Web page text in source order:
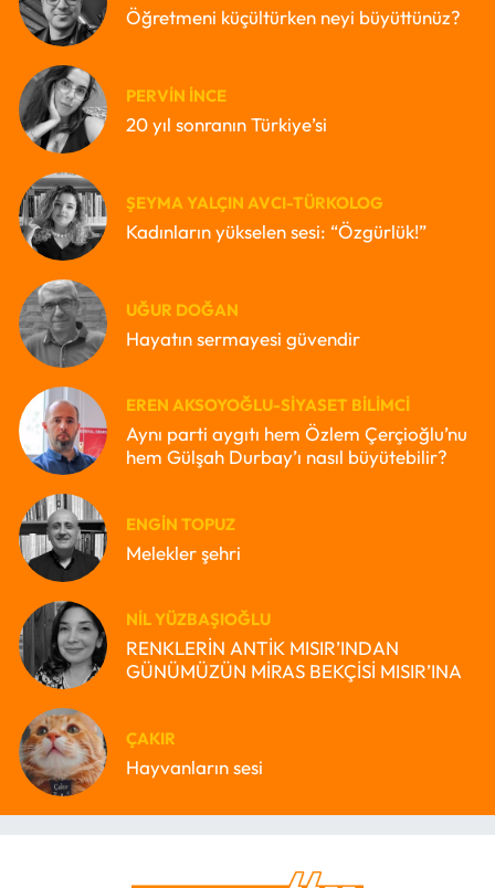
Öğretmeni küçültürken neyi büyüttünüz?
PERVIN İNCE
20 yıl sonranın Türkiye’si
ŞEYMA YALÇIN AVCI-TÜRKOLOG
Kadınların yükselen sesi: “Özgürlük!”
UĞUR DOĞAN
Hayatın sermayesi güvendir
EREN AKSOYOĞLU-SIYASET BILIMCI
Aynı parti aygıtı hem Özlem Çerçioğlu’nu
hem Gülşah Durbay’ı nasıl büyütebilir?
ENGIN TOPUZ
Melekler şehri
NIL YÜZBAŞIOĞLU
RENKLERİN ANTİK MISIR’INDAN
GÜNÜMÜZÜN MİRAS BEKÇİSİ MISIR’INA
ÇAKIR
Hayvanların sesi